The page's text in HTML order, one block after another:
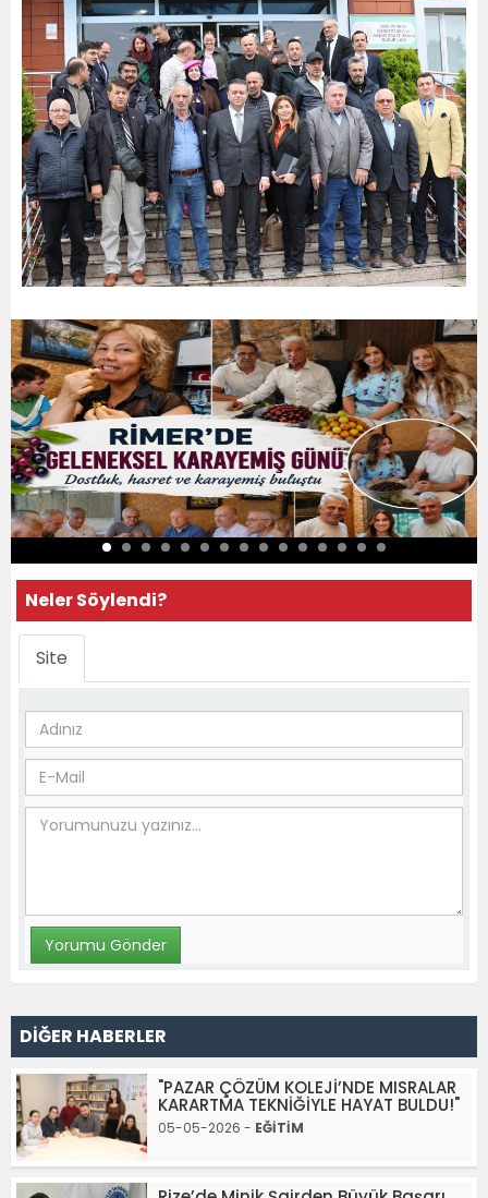
Neler Söylendi?
Site
DİĞER HABERLER
"PAZAR ÇÖZÜM KOLEJİ’NDE MISRALAR
KARARTMA TEKNİĞİYLE HAYAT BULDU!"
05-05-2026 - EĞİTİM